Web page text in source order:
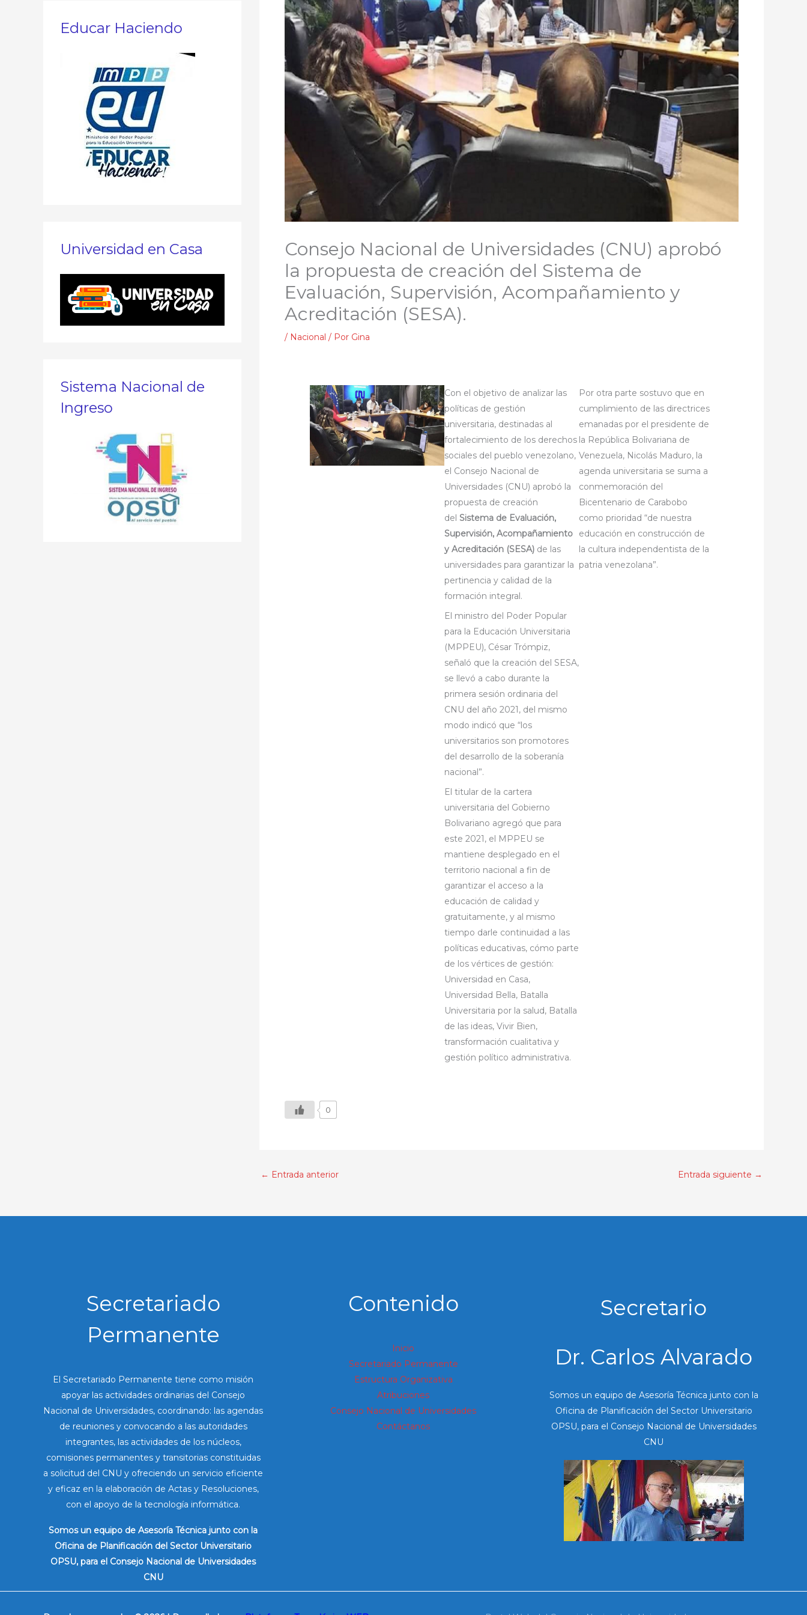
aEducar Haciendo
Universidad en Casa
Sistema Nacional de
Ingreso
Consejo Nacional de Universidades (CNU) aprobó
la propuesta de creación del Sistema de
Evaluación, Supervisión, Acompañamiento y
Acreditación (SESA).
/ Nacional / Por Gina
Con el objetivo de analizar las
políticas de gestión
universitaria, destinadas al
fortalecimiento de los derechos
sociales del pueblo venezolano,
el Consejo Nacional de
Universidades (CNU) aprobó la
propuesta de creación
del Sistema de Evaluación,
Supervisión, Acompañamiento
y Acreditación (SESA) de las
universidades para garantizar la
pertinencia y calidad de la
formación integral.
El ministro del Poder Popular
para la Educación Universitaria
(MPPEU), César Trómpiz,
señaló que la creación del SESA,
se llevó a cabo durante la
primera sesión ordinaria del
CNU del año 2021, del mismo
modo indicó que “los
universitarios son promotores
del desarrollo de la soberanía
nacional”.
El titular de la cartera
universitaria del Gobierno
Bolivariano agregó que para
este 2021, el MPPEU se
mantiene desplegado en el
territorio nacional a fin de
garantizar el acceso a la
educación de calidad y
gratuitamente, y al mismo
tiempo darle continuidad a las
políticas educativas, cómo parte
de los vértices de gestión:
Universidad en Casa,
Universidad Bella, Batalla
Universitaria por la salud, Batalla
de las ideas, Vivir Bien,
transformación cualitativa y
gestión político administrativa.
Por otra parte sostuvo que en
cumplimiento de las directrices
emanadas por el presidente de
la República Bolivariana de
Venezuela, Nicolás Maduro, la
agenda universitaria se suma a
conmemoración del
Bicentenario de Carabobo
como prioridad “de nuestra
educación en construcción de
la cultura independentista de la
patria venezolana”.
0
← Entrada anterior Entrada siguiente →
Secretariado
Permanente
El Secretariado Permanente tiene como misión
apoyar las actividades ordinarias del Consejo
Nacional de Universidades, coordinando: las agendas
de reuniones y convocando a las autoridades
integrantes, las actividades de los núcleos,
comisiones permanentes y transitorias constituidas
a solicitud del CNU y ofreciendo un servicio eficiente
y eficaz en la elaboración de Actas y Resoluciones,
con el apoyo de la tecnología informática.
Somos un equipo de Asesoría Técnica junto con la
Oficina de Planificación del Sector Universitario
OPSU, para el Consejo Nacional de Universidades
CNU
Contenido
Inicio
Secretariado Permanente
Estructura Organizativa
Atribuciones
Consejo Nacional de Universidades
Contáctanos
Secretario
Dr. Carlos Alvarado
Somos un equipo de Asesoría Técnica junto con la
Oficina de Planificación del Sector Universitario
OPSU, para el Consejo Nacional de Universidades
CNU